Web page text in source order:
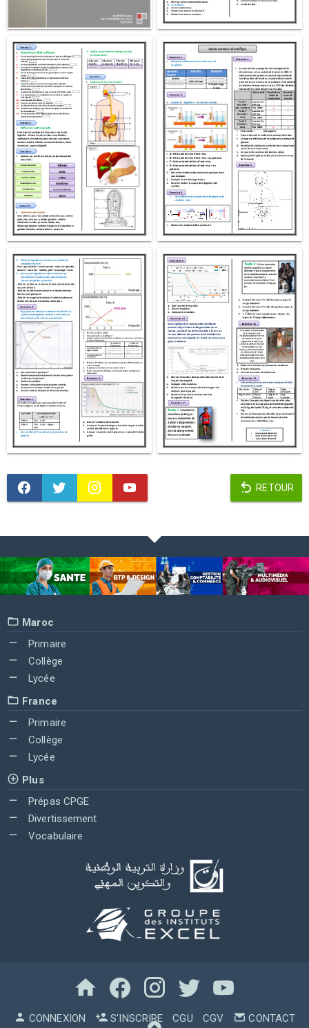
RETOUR
Maroc
Primaire
Collège
Lycée
France
Primaire
Collège
Lycée
Plus
Prépas CPGE
Divertissement
Vocabulaire
CONNEXION S'INSCRIRE CGU CGV CONTACT